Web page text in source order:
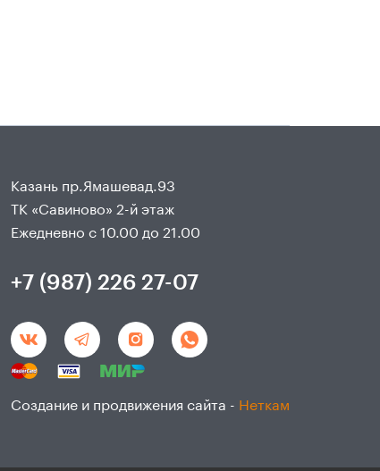
Казань пр.Ямашевад.93
ТК «Савиново» 2-й этаж
Ежедневно с 10.00 до 21.00
+7 (987) 226 27-07
Создание и продвижения сайта - Неткам